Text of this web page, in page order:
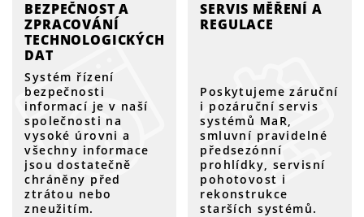
BEZPEČNOST A
ZPRACOVÁNÍ
TECHNOLOGICKÝCH
DAT
Systém řízení
bezpečnosti
informací je v naší
společnosti na
vysoké úrovni a
všechny informace
jsou dostatečně
chráněny před
ztrátou nebo
zneužitím.
SERVIS MĚŘENÍ A
REGULACE
Poskytujeme záruční
i pozáruční servis
systémů MaR,
smluvní pravidelné
předsezónní
prohlídky, servisní
pohotovost i
rekonstrukce
starších systémů.